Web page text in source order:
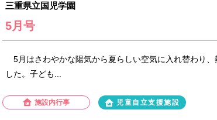
三重県立国児学園
5月号
5月はさわやかな陽気から夏らしい空気に入れ替わり
した。子ども...
施設内行事 児童自立支援施設